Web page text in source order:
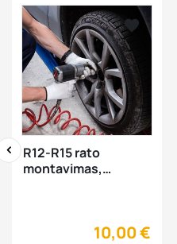

visibility  
R12-R15 rato
montavimas,
10,00 €